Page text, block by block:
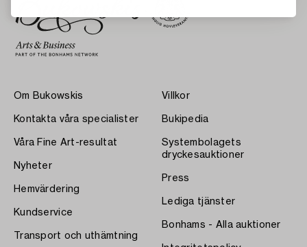
Om Bukowskis
Kontakta våra specialister
Våra Fine Art-resultat
Nyheter
Hemvärdering
Kundservice
Transport och uthämtning
Villkor
Bukipedia
Systembolagets
dryckesauktioner
Press
Lediga tjänster
Bonhams - Alla auktioner